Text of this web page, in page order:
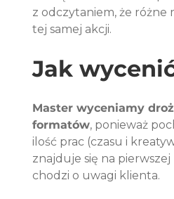
z odczytaniem, że różne
tej samej akcji.
Jak
Master wyceniamy
formatów, ponieważ
ilość prac (czasu i
znajduje się na
chodzi o uwagi klienta.